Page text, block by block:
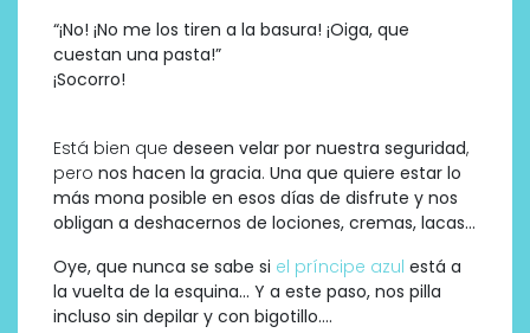
“¡No! ¡No me los tiren a la basura! ¡Oiga, que
cuestan una pasta!”
¡Socorro!
Está bien que deseen velar por nuestra seguridad,
pero nos hacen la gracia. Una que quiere estar lo
más mona posible en esos días de disfrute y nos
obligan a deshacernos de lociones, cremas, lacas…
Oye, que nunca se sabe si el príncipe azul está a
la vuelta de la esquina… Y a este paso, nos pilla
incluso sin depilar y con bigotillo….